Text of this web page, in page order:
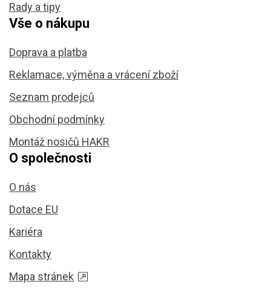
Rady a tipy
Vše o nákupu
Doprava a platba
Reklamace, výměna a vrácení zboží
Seznam prodejců
Obchodní podmínky
Montáž nosičů HAKR
O společnosti
O nás
Dotace EU
Kariéra
Kontakty
Mapa stránek